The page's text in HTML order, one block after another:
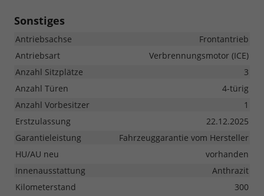
Sonstiges
Antriebsachse
Frontantrieb
Antriebsart
Verbrennungsmotor (ICE)
Anzahl Sitzplätze
3
Anzahl Türen
4-türig
Anzahl Vorbesitzer
1
Erstzulassung
22.12.2025
Garantieleistung
Fahrzeuggarantie vom Hersteller
HU/AU neu
vorhanden
Innenausstattung
Anthrazit
Kilometerstand
300